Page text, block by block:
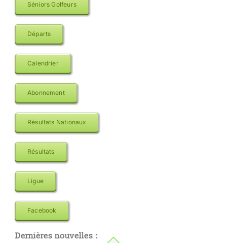
Séniors Golfeurs
Départs
Calendrier
Abonnement
Résultats Nationaux
Résultats
Ligue
Facebook
Dernières nouvelles :